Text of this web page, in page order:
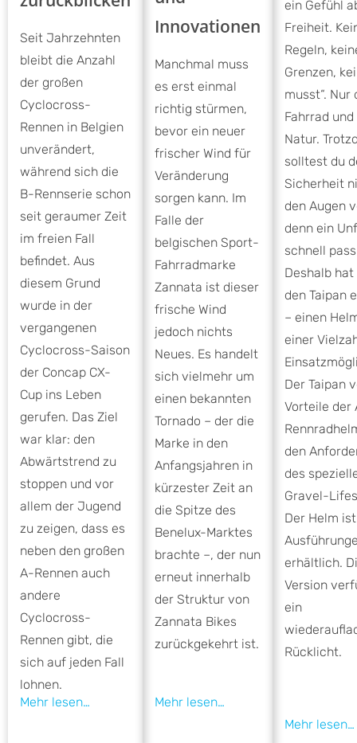
Seit Jahrzehnten
bleibt die Anzahl
der großen
Cyclocross-
Rennen in Belgien
unverändert,
während sich die
B-Rennserie schon
seit geraumer Zeit
im freien Fall
befindet. Aus
diesem Grund
wurde in der
vergangenen
Cyclocross-Saison
der Concap CX-
Cup ins Leben
gerufen. Das Ziel
war klar: den
Abwärtstrend zu
stoppen und vor
allem der Jugend
zu zeigen, dass es
neben den großen
A-Rennen auch
andere
Cyclocross-
Rennen gibt, die
sich auf jeden Fall
lohnen.
Innovationen
Manchmal muss
es erst einmal
richtig stürmen,
bevor ein neuer
frischer Wind für
Veränderung
sorgen kann. Im
Falle der
belgischen Sport-
Fahrradmarke
Zannata ist dieser
frische Wind
jedoch nichts
Neues. Es handelt
sich vielmehr um
einen bekannten
Tornado – der die
Marke in den
Anfangsjahren in
kürzester Zeit an
die Spitze des
Benelux-Marktes
brachte –, der nun
erneut innerhalb
der Struktur von
Zannata Bikes
zurückgekehrt ist.
ein Gefühl
Freiheit.
Regeln,
Grenzen,
musst“. Nur
Fahrrad und
Natur.
solltest du
Sicherheit
den Augen
denn ein
schnell
Deshalb hat
den Taipan
– einen
einer
Der Taipan
Vorteile der
den
des
Gravel-
Der Helm
erhältlich.
Version
ein
Rücklicht.